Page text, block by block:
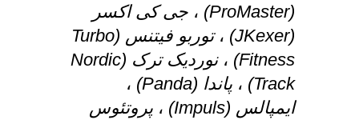
(
ProMaster
) ، جی کی اکسر
(
JKexer
) ،توربو فیتنس (Turbo
Fitness
) ،نوردیک ترک (Nordic
Track
) ، پاندا (Panda
) ،
ایمپالس (Impuls
) ، پروتئوس